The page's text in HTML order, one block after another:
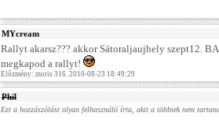
MYcream
Rallyt akarsz??? akkor Sátoraljaujhely szept12.
megkapod a rallyt!
Előzmény: moris 316. 2010-08-23 18:49:29
Phil
Ezt a hozzászólást olyan felhasználó írta, akit a többiek nem